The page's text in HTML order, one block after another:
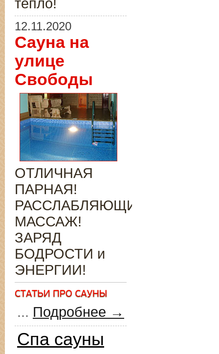
тепло!
12.11.2020
Сауна на
улице
Свободы
ОТЛИЧНАЯ
ПАРНАЯ!
РАССЛАБЛЯЮЩИЙ
МАССАЖ!
ЗАРЯД
БОДРОСТИ и
ЭНЕРГИИ!
... Подробнее →
Спа сауны